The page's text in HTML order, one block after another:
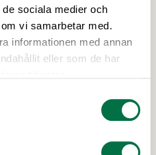
sociala medier och
vi samarbetar med.
informationen med annan
eller som de har
Science
2026 –
den 23 april i